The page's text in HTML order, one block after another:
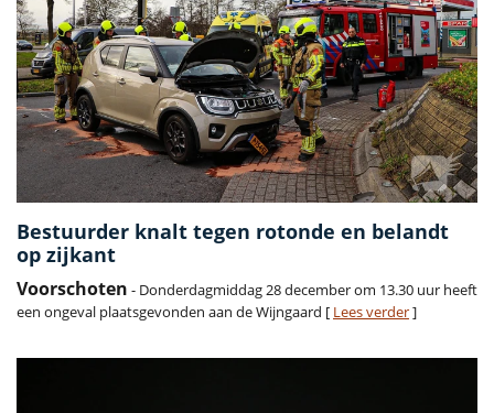
Bestuurder knalt tegen rotonde en belandt
op zijkant
Voorschoten - Donderdagmiddag 28 december om 13.30 uur heeft
een ongeval plaatsgevonden aan de Wijngaard [ Lees verder]